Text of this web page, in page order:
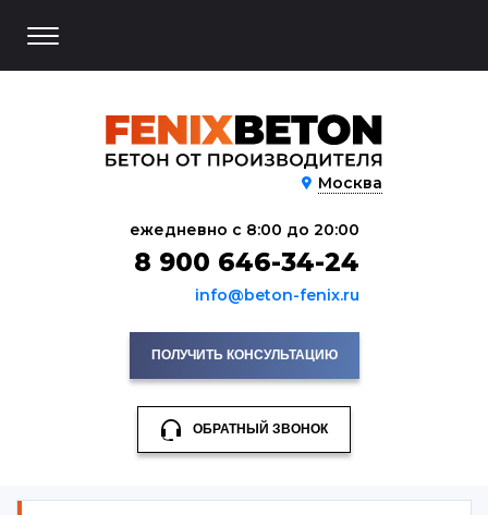
Москва
ПОЛУЧИТЬ КОНСУЛЬТАЦИЮ
ОБРАТНЫЙ ЗВОНОК
ежедневно с 8:00 до 20:00
8 900 646-34-24
info@beton-fenix.ru